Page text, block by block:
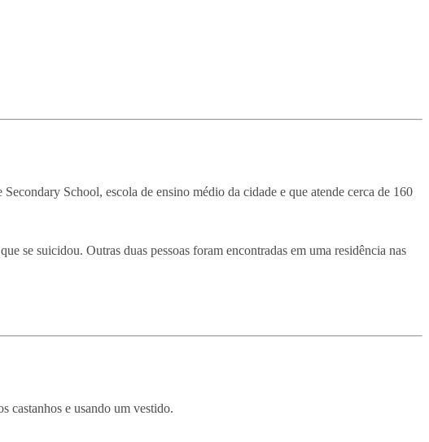
School, escola de ensino médio da cidade e que atende cerca de 160
se suicidou. Outras duas pessoas foram encontradas em uma residência nas
castanhos e usando um vestido.